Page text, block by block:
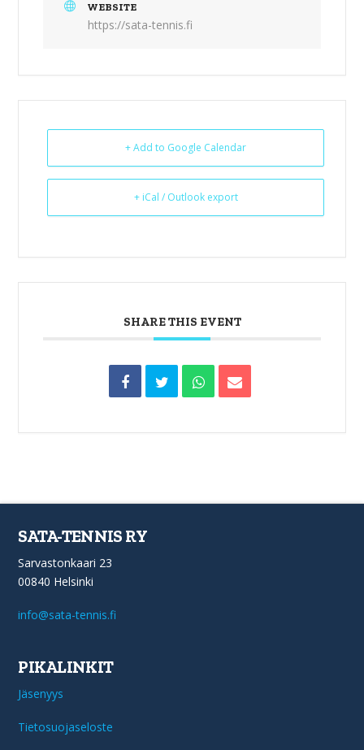
WEBSITE
https://sata-tennis.fi
+ Add to Google Calendar
+ iCal / Outlook export
SHARE THIS EVENT
SATA-TENNIS RY
Sarvastonkaari 23
00840 Helsinki
info@sata-tennis.fi
PIKALINKIT
Jäsenyys
Tietosuojaseloste